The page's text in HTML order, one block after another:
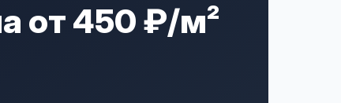
от 450 ₽/м²